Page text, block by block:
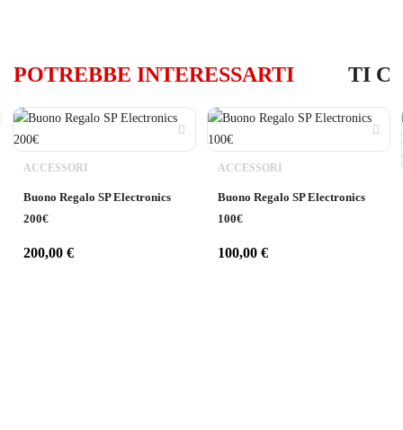
POTREBBE INTERESSARTI TI
ACCESSORI
Buono Regalo SP Electronics
200€
200,00 €
ACCESSORI
Buono Regalo SP Electronics
100€
100,00 €